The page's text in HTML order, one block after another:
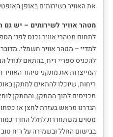
את האוויר בשירותים באופן
מטהר אוויר לשירותים – יש גם
לתחום מטהרי אוויר נכנס לפני
למדיי – מטהר אוויר חשמלי.
להכניס ספריי ריח, בהתאם לגודל
המייצרות את מתקני טיהור האוויר
ריחות, שיוכלו להתאים למתקן
מכניסים לתוך המתקן, והמתקן
הגדרנו מראש בעזרת לחצן או
מסוים משתחררת לחלל החדר
בבישום החלל ובשמירה על ריח